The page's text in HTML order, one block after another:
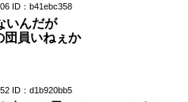
ID：b41ebc358
いんだが
団員いねぇか
ID：d1b920bb5